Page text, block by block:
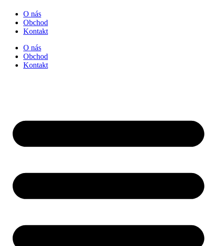
O nás
Obchod
Kontakt
O nás
Obchod
Kontakt